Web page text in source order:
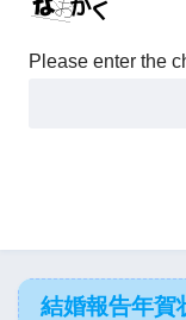
Please enter the
結婚報告年賀